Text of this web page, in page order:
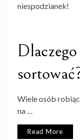
niespodzianek!
Wiele osób
na …
Read More